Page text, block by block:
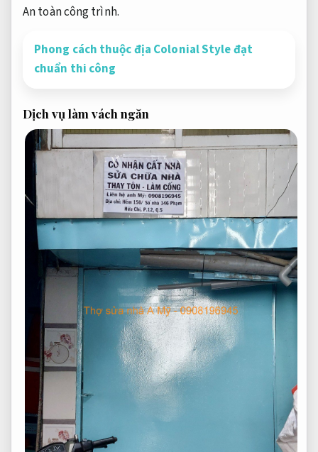
An toàn công trình.
Phong cách thuộc địa Colonial Style đạt
chuẩn thi công
Dịch vụ làm vách ngăn